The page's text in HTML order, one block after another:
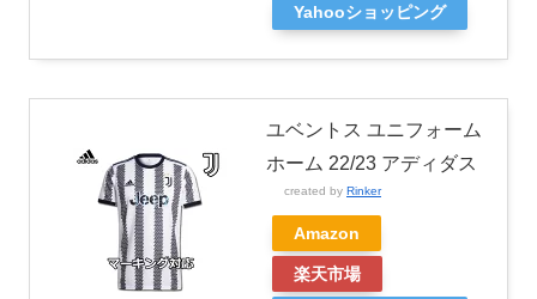
Yahooショッピング
ユベントス ユニフォーム
ホーム 22/23 アディダス
created by Rinker
Amazon
楽天市場